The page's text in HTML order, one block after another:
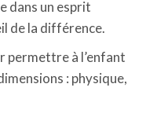
dans un esprit
de la différence.
à l’enfant
: physique,